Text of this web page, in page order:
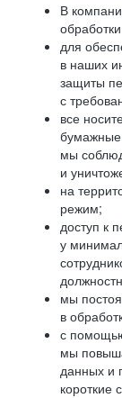
В
для
в наших
защиты
с
все
мы
и
на
режим;
доступ к
у
мы
в
с
мы
данных и
короткие